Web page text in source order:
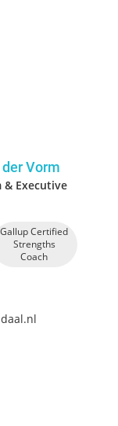
Vorm
Executive
Gallup Certified
Strengths
Coach